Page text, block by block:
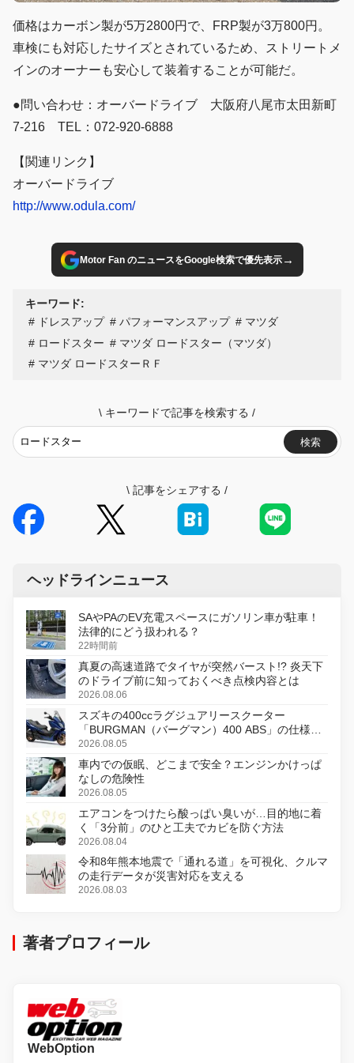
価格はカーボン製が5万2800円で、FRP製が3万800円。
車検にも対応したサイズとされているため、ストリートメ
インのオーナーも安心して装着することが可能だ。
●問い合わせ：オーバードライブ 大阪府八尾市太田新町
7-216 TEL：072-920-6888
【関連リンク】
オーバードライブ
http://www.odula.com/
Motor Fan のニュースをGoogle検索で優先表示→
キーワード:
ドレスアップ
パフォーマンスアップ
マツダ
ロードスター
マツダ ロードスター（マツダ）
マツダ ロードスターＲＦ
\ キーワードで記事を検索する /
検索
\ 記事をシェアする /
ヘッドラインニュース
SAやPAのEV充電スペースにガソリン車が駐車！
法律的にどう扱われる？
22時間前
真夏の高速道路でタイヤが突然バースト!? 炎天下
のドライブ前に知っておくべき点検内容とは
2026.08.06
スズキの400ccラグジュアリースクーター
「BURGMAN（バーグマン）400 ABS」の仕様を
変更し、8月18日に発売
2026.08.05
車内での仮眠、どこまで安全？エンジンかけっぱ
なしの危険性
2026.08.05
エアコンをつけたら酸っぱい臭いが…目的地に着
く「3分前」のひと工夫でカビを防ぐ方法
2026.08.04
令和8年熊本地震で「通れる道」を可視化、クルマ
の走行データが災害対応を支える
2026.08.03
著者プロフィール
WebOption